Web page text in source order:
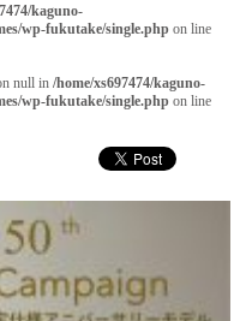
kaguno-
wp-fukutake/single.php on line
null in/home/xs697474/kaguno-
wp-fukutake/single.php on line